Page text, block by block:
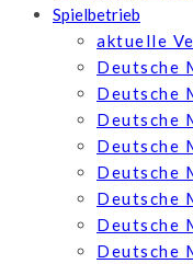
Spielbetrieb
aktuelle
Deutsche
Deutsche
Deutsche
Deutsche
Deutsche
Deutsche
Deutsche
Deutsche